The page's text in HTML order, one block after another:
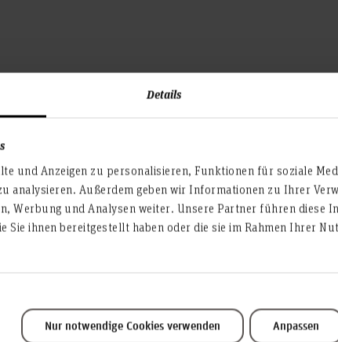
Details
und Anzeigen zu personalisieren, Funktionen für soziale
analysieren. Außerdem geben wir Informationen zu Ihrer
Werbung und Analysen weiter. Unsere Partner führen diese
Sie ihnen bereitgestellt haben oder die sie im Rahmen Ihrer
Nur notwendige Cookies verwenden Anpassen
(EIT-IAM)
Grundlagen und Softwaretechnik, Fachhochschule
Entwurfsmethodik für eingebettete Systeme im
2001